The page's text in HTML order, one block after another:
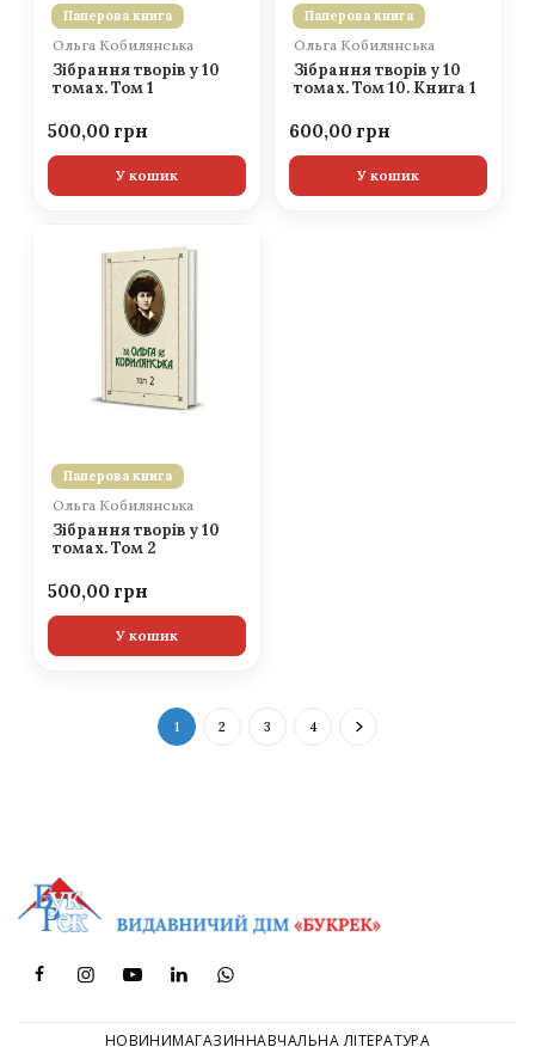
Паперова книга
Ольга Кобилянська
Зібрання творів у 10
томах. Том 1
500,00
У кошик
Паперова книга
Ольга Кобилянська
Зібрання творів у 10
томах. Том 10. Книга 1
600,00
У кошик
Паперова книга
Ольга Кобилянська
Зібрання творів у 10
томах. Том 2
500,00
У кошик
1 2 3 4
НОВИНИМАГАЗИННАВЧАЛЬНА ЛІТЕРАТУРА